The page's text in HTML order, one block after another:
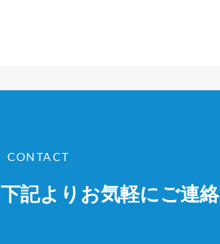
CONTACT
下記よりお気軽にご連